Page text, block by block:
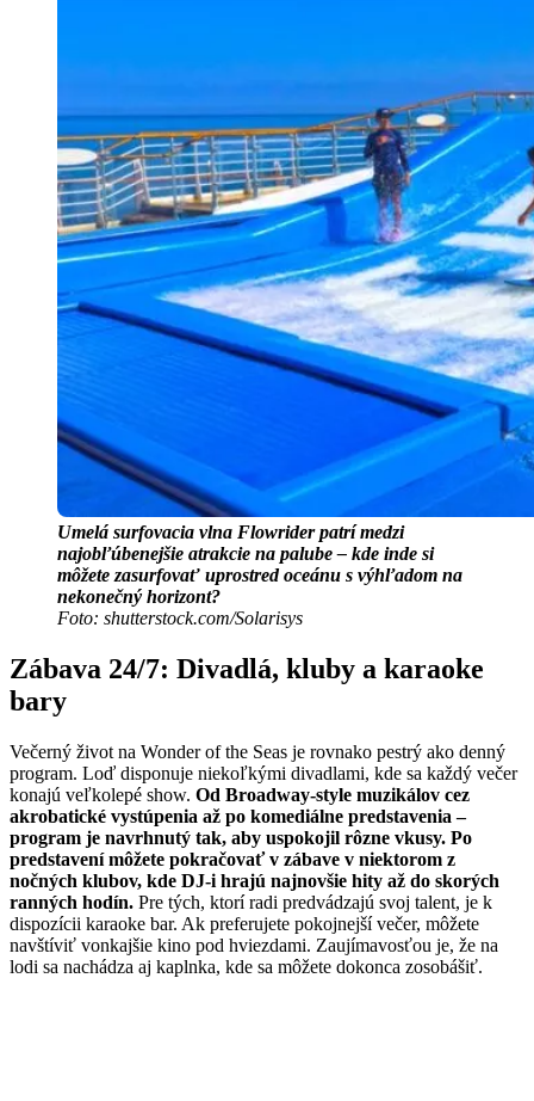
Umelá surfovacia vlna Flowrider patrí medzi
najobľúbenejšie atrakcie na palube – kde inde si
môžete zasurfovať uprostred oceánu s výhľadom na
nekonečný horizont?
Foto: shutterstock.com/Solarisys
Zábava 24/7: Divadlá, kluby a karaoke
bary
Večerný život na Wonder of the Seas je rovnako pestrý ako denný
program. Loď disponuje niekoľkými divadlami, kde sa každý večer
konajú veľkolepé show. Od Broadway-style muzikálov cez
akrobatické vystúpenia až po komediálne predstavenia –
program je navrhnutý tak, aby uspokojil rôzne vkusy. Po
predstavení môžete pokračovať v zábave v niektorom z
nočných klubov, kde DJ-i hrajú najnovšie hity až do skorých
ranných hodín. Pre tých, ktorí radi predvádzajú svoj talent, je k
dispozícii karaoke bar. Ak preferujete pokojnejší večer, môžete
navštíviť vonkajšie kino pod hviezdami. Zaujímavosťou je, že na
lodi sa nachádza aj kaplnka, kde sa môžete dokonca zosobášiť.